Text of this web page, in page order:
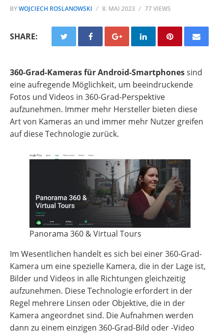
BYWOJCIECH ROSLANOWSKI 8. MAI 2023 77 VIEWS
SHARE:
360-Grad-Kameras für Android-Smartphonessind
eine aufregende Möglichkeit, um beeindruckende
Fotos und Videos in 360-Grad-Perspektive
aufzunehmen. Immer mehr Hersteller bieten diese
Art von Kameras an und immer mehr Nutzer greifen
auf diese Technologie zurück.
Panorama 360 & Virtual Tours
Im Wesentlichen handelt es sich bei einer 360-Grad-
Kamera um eine spezielle Kamera, die in der Lage ist,
Bilder und Videos in alle Richtungen gleichzeitig
aufzunehmen. Diese Technologie erfordert in der
Regel mehrere Linsen oder Objektive, die in der
Kamera angeordnet sind. Die Aufnahmen werden
dann zu einem einzigen 360-Grad-Bild oder -Video